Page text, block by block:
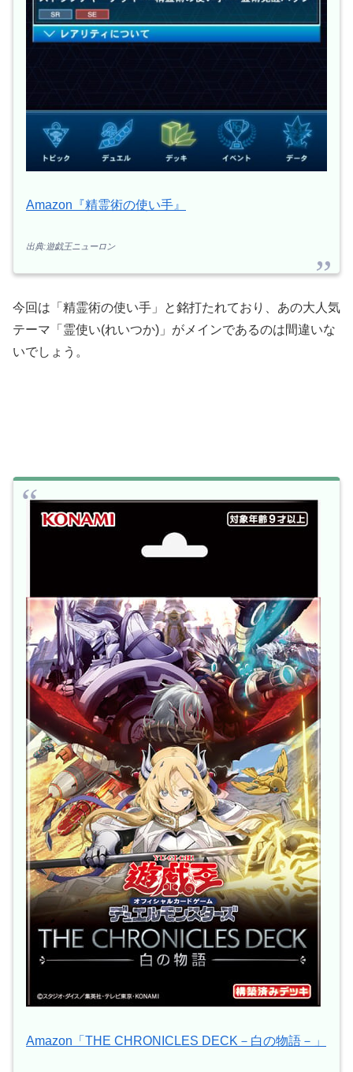
Amazon『精霊術の使い手』
出典:遊戯王ニューロン
今回は「精霊術の使い手」と銘打たれており、あの大人気
テーマ「霊使い(れいつか)」がメインであるのは間違いな
いでしょう。
Amazon「THE CHRONICLES DECK－白の物語－」